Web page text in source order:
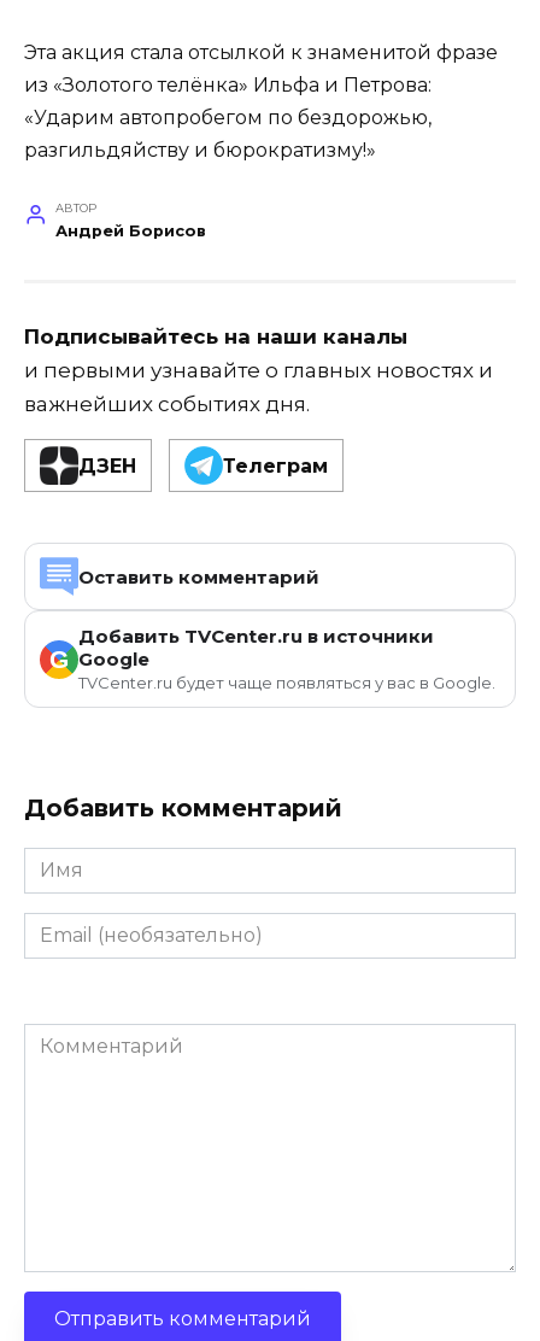
Эта акция стала отсылкой к знаменитой фразе
из «Золотого телёнка» Ильфа и Петрова:
«Ударим автопробегом по бездорожью,
разгильдяйству и бюрократизму!»
АВТОР
Андрей Борисов
Подписывайтесь на наши каналы
и первыми узнавайте о главных новостях и
важнейших событиях дня.
ДЗЕН Телеграм
Оставить комментарий
G
Добавить TVCenter.ru в источники
Google
TVCenter.ru будет чаще появляться у вас в Google.
Добавить комментарий
Имя
Email
(необязательно)
Комментарий